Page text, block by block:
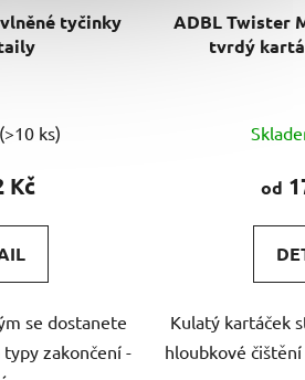
tyčinky
(>10 ks)
Kč
se dostanete
typy zakončení -
ADBL Twister
tvrdý
od
Kulatý kartáček
hloubkové čištění